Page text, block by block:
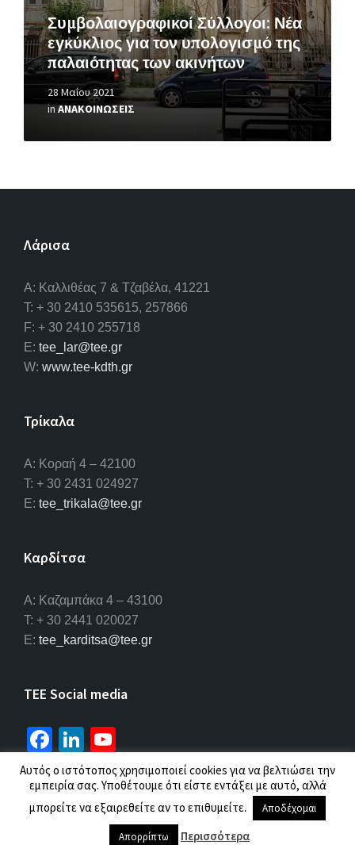
Συμβολαιογραφικοί Σύλλογοι: Νέα
εγκύκλιος για τον υπολογισμό της
παλαιότητας των ακινήτων
28 Μαΐου 2021
inΑΝΑΚΟΙΝΩΣΕΙΣ
Λάρισα
A: Καλλιθέας 7 & Τζαβέλα, 41221
T: + 30 2410 535615, 257866
F: + 30 2410 255718
E: tee_lar@tee.gr
W: www.tee-kdth.gr
Τρίκαλα
Α: Κοραή 4 – 42100
T: + 30 2431 024927
E: tee_trikala@tee.gr
Καρδίτσα
Α: Καζαμπάκα 4 – 43100
T: + 30 2441 020027
E: tee_karditsa@tee.gr
TEE Social media
Fa
ce
b
o
Li
n
ke
dI
u
T
u
© 2026 ΤΕΕ |Πολιτική προσωπικών δεδομένων
Αυτός ο ιστότοπος χρησιμοποιεί cookies για να βελτιώσει την
εμπειρία σας. Υποθέτουμε ότι είστε εντάξει με αυτό, αλλά
μπορείτε να εξαιρεθείτε αν το επιθυμείτε.
Αποδέχομαι
Απορρίπτω Περισσότερα